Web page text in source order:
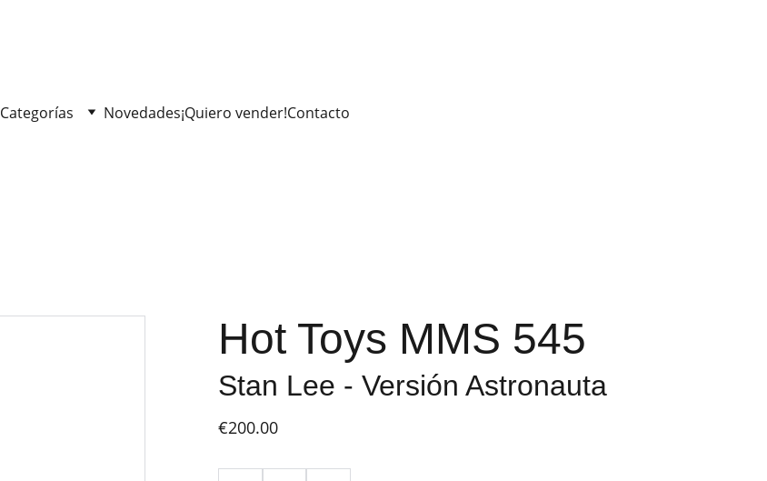
Categorías Novedades¡Quiero vender!Contacto
Hot Toys MMS 545
Stan Lee - Versión Astronauta
€200.00